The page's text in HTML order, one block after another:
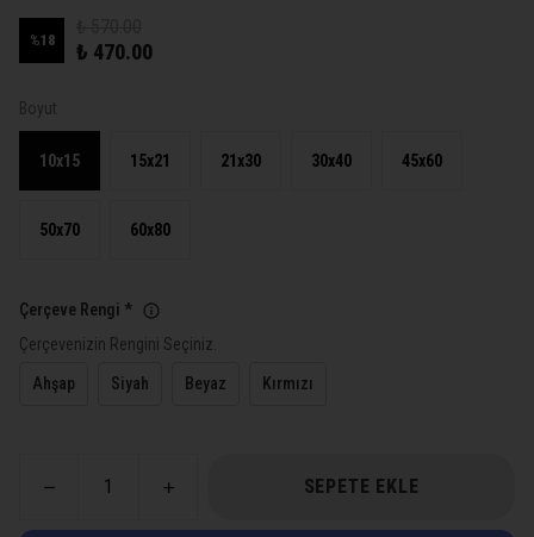
%18 ₺ 470.00
Boyut
10x15 15x21 21x30 30x40 45x60
50x70 60x80
Çerçeve Rengi *
Çerçevenizin Rengini Seçiniz.
Ahşap Siyah Beyaz Kırmızı
SEPETE EKLE